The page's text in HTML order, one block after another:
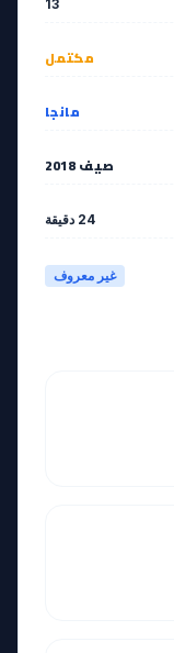
13
مكتمل
مانجا
صيف 2018
24 دقيقة
غير معروف